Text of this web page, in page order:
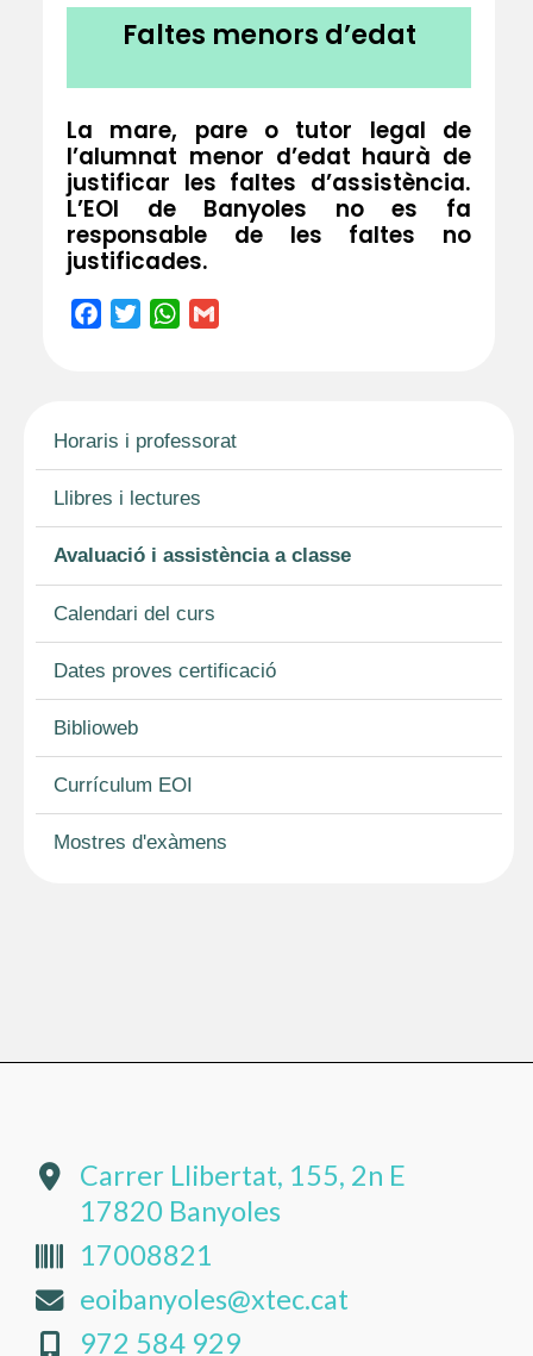
Horaris i professorat
Llibres i lectures
Avaluació i assistència a classe
Calendari del curs
Dates proves certificació
Biblioweb
Currículum EOI
Mostres d'exàmens
Faltes menors d’edat
La mare, pare o tutor legal de
l’alumnat menor d’edat haurà de
justificar les faltes d’assistència.
L’EOI de Banyoles no es fa
responsable de les faltes no
justificades.
b
o
k
t
r
W
s
p
p
l
Carrer Llibertat, 155, 2n E
17820 Banyoles
17008821
eoibanyoles@xtec.cat
972 584 929